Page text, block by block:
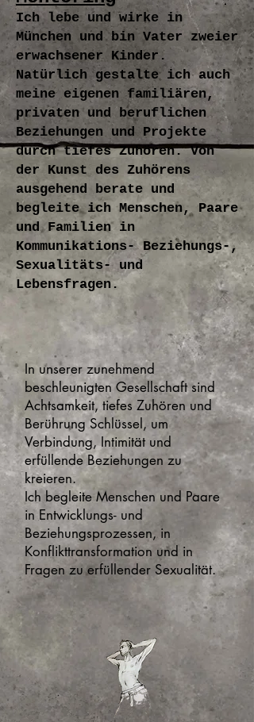
Ich lebe und wirke in
München und bin Vater zweier
erwachsener Kinder .
Natürlich gestalte ich auch
meine eigenen familiären,
privaten und beruflichen
Beziehungen und Projekte
durch tiefes Zuhören. Von
der Kunst des Zuhörens
ausgehend berate und
begleite ich Menschen, Paare
und Familien in
Kommunikations- Beziehungs-,
Sexualitäts- und
Lebensfragen.
In unserer zunehmend
beschleunigten Gesellschaft sind
Achtsamkeit, tiefes Zuhören und
Berührung Schlüssel, um
Verbindung, Intimität und
erfüllende Beziehungen zu
kreieren.
Ich begleite Menschen und Paare
in Entwicklungs- und
Beziehungsprozessen, in
Konflikttransformation und in
Fragen zu erfüllender Sexualität.